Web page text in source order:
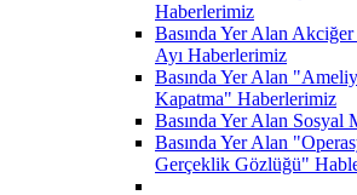
Haberlerimiz
Basında Yer Alan
Ayı Haberlerimiz
Basında Yer Alan
Kapatma" Haberlerimiz
Basında Yer Alan Sosyal
Basında Yer Alan
Gerçeklik Gözlüğü"